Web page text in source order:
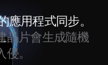
應用程式同步。
晶片會生成隨機
。